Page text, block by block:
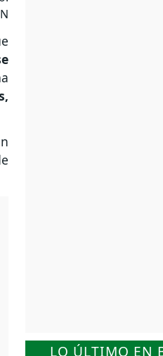
LO ÚLTIMO EN